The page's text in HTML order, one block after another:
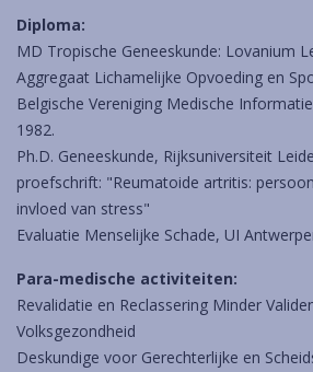
Diploma:
MD Tropische Geneeskunde: Lovanium
Aggregaat Lichamelijke Opvoeding en
Belgische Vereniging Medische
1982.
Ph.D. Geneeskunde, Rijksuniversiteit
proefschrift: "Reumatoide artritis:
invloed van stress"
Evaluatie Menselijke Schade, UI
Para-medische activiteiten:
Revalidatie en Reclassering Minder
Volksgezondheid
Deskundige voor Gerechterlijke en